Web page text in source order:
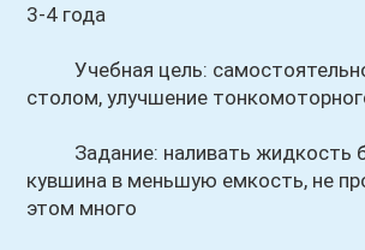
3-4 года
Учебная цель:
столом, улучшение
Задание: наливать жидкость
кувшина в меньшую емкость, не
этом много